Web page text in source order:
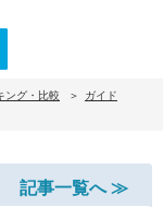
ング・比較
ガイド
記事一覧へ ≫